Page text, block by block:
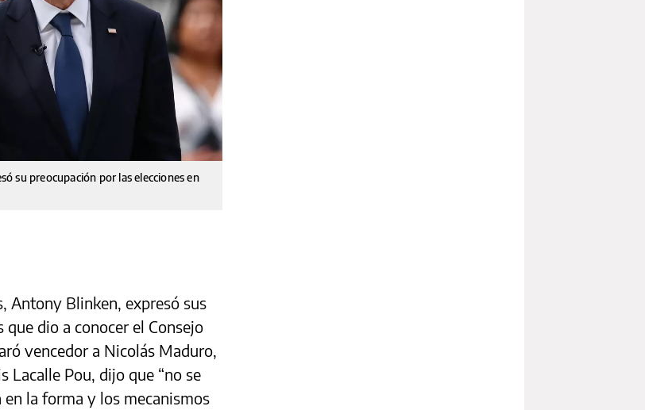
su preocupación por las elecciones en
Antony Blinken, expresó sus
que dio a conocer el Consejo
vencedor a Nicolás Maduro,
Lacalle Pou, dijo que “no se
la forma y los mecanismos